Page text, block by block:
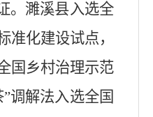
。 濉溪县入选全
准化建设试点，
国乡村治理示范
调解法入选全国